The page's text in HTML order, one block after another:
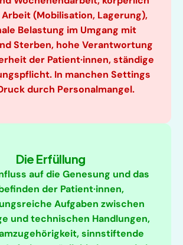
(Mobilisation, Lagerung),
Belastung im Umgang mit
Sterben, hohe Verantwortung
der Patient·innen, ständige
In manchen Settings
durch Personalmangel.
Die Erfüllung
auf die Genesung und das
der Patient·innen,
Aufgaben zwischen
und technischen Handlungen,
sinnstiftende